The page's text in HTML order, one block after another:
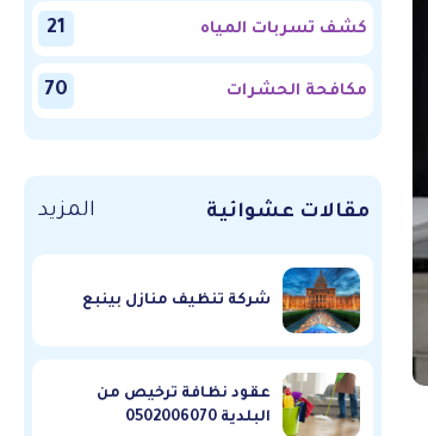
كشف تسربات المياه 21
مكافحة الحشرات 70
مقالات عشوائية المزيد
شركة تنظيف منازل بينبع
عقود نظافة ترخيص من
البلدية 0502006070